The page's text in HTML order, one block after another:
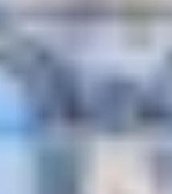
Wijnproeverij &
Wijnproeverij &
Champagne Ayala
Champagne Canard
Champagne Devaux